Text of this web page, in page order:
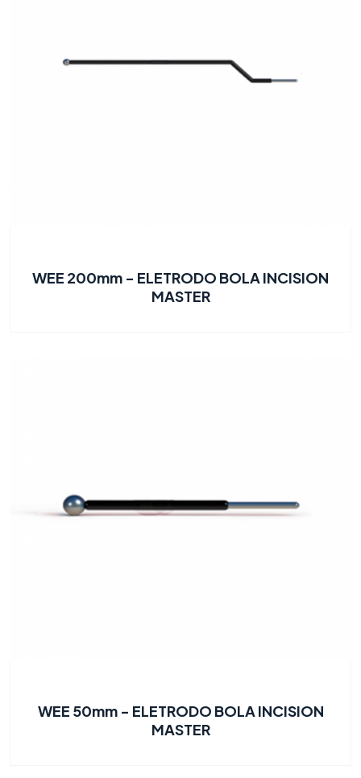
WEE 200mm - ELETRODO BOLA INCISION
MASTER
WEE 50mm - ELETRODO BOLA INCISION
MASTER